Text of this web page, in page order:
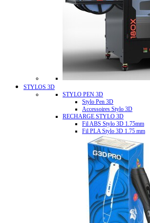
STYLOS 3D
STYLO PEN 3D
Stylo Pen 3D
Accessoires Stylo 3D
RECHARGE STYLO 3D
Fil ABS Stylo 3D 1.75mm
Fil PLA Stylo 3D 1.75 mm